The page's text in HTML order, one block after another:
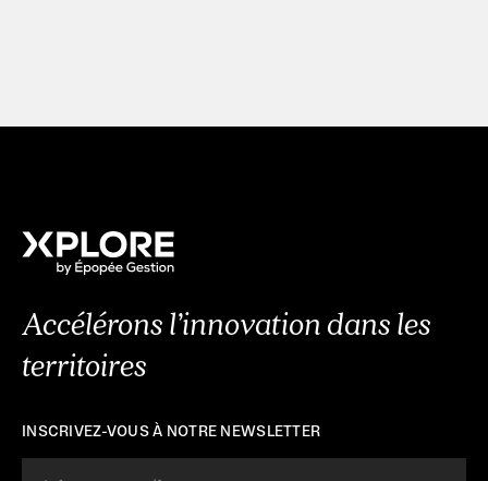
Accélérons l’innovation dans les
territoires
INSCRIVEZ-VOUS À NOTRE NEWSLETTER